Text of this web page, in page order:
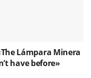
Lámpara Minera
have before»